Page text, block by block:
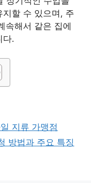
할 수 있으며, 주
속해서 같은 집에
다.
지류 가맹점
방법과 주요 특징